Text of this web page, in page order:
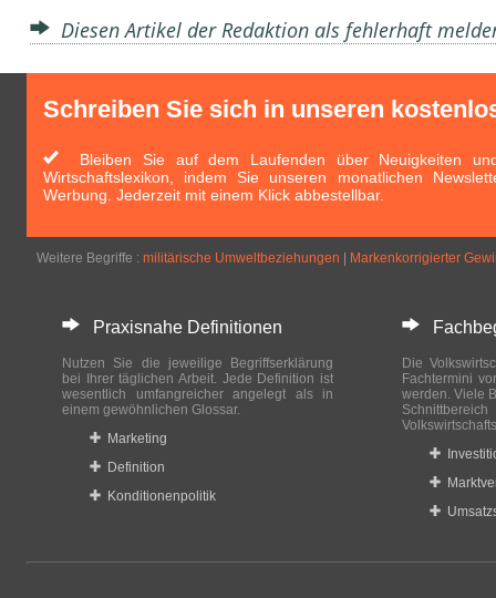
Diesen Artikel der Redaktion als fehlerhaft
Schreiben Sie sich in unseren
Bleiben Sie auf dem Laufenden über Neuigkeiten
Wirtschaftslexikon, indem Sie unseren monatlichen
Werbung. Jederzeit mit einem Klick abbestellbar.
Weitere Begriffe : militärische Umweltbeziehungen Markenkorrigierter
Praxisnahe Definitionen
Nutzen Sie die jeweilige Begriffserklärung
bei Ihrer täglichen Arbeit. Jede Definition ist
wesentlich umfangreicher angelegt als in
einem gewöhnlichen Glossar.
Marketing
Definition
Konditionenpolitik
Die
Fachtermini
werden. Viele